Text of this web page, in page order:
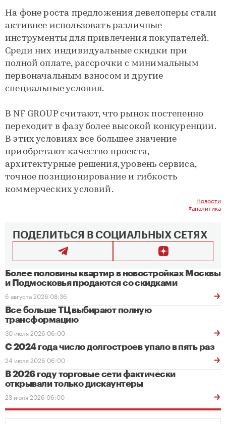
На фоне роста предложения девелоперы стали
активнее использовать различные
инструменты для привлечения покупателей.
Среди них индивидуальные скидки при
полной оплате, рассрочки с минимальным
первоначальным взносом и другие
специальные условия.
В NF GROUP считают, что рынок постепенно
переходит в фазу более высокой конкуренции.
В этих условиях все большее значение
приобретают качество проекта,
архитектурные решения, уровень сервиса,
точное позиционирование и гибкость
коммерческих условий.
Новости
#аналитика
ПОДЕЛИТЬСЯ В СОЦИАЛЬНЫХ СЕТЯХ
Более половины квартир в новостройках Москвы
и Подмосковья продаются со скидками
6 августа 2026 08:36
Все больше ТЦ выбирают полную
трансформацию
30 июля 2026 06:00
С 2024 года число долгостроев упало в пять раз
24 июля 2026 06:00
В 2026 году торговые сети фактически
открывали только дискаунтеры
23 июля 2026 06:00